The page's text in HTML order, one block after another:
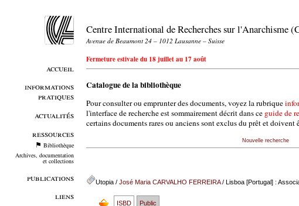
accueil
informations
pratiques
actualités
ressources
Bibliothèque
Archives, documentation
et collections
publications
liens
Centre International de Recherches sur l'Anarchisme
Avenue de Beaumont 24 – 1012 Lausanne – Suisse
Fermeture estivale du 18 juillet au 17 août
Catalogue de la bibliothèque
Pour consulter ou emprunter des documents, voyez la rubrique
l'interface de recherche est sommairement décrit dans ce guide de
certains documents rares ou anciens sont exclus du prêt et doivent
Nouvelle recherche
Utopia/ José Maria CARVALHO FERREIRA/ Lisboa [Portugal] :
ISBD Public